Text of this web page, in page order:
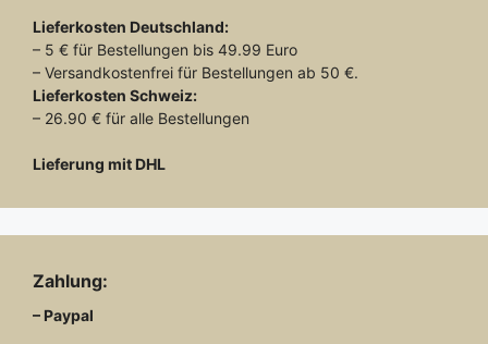
Lieferkosten Deutschland:
– 5 € für Bestellungen bis 49.99 Euro
– Versandkostenfrei für Bestellungen ab 50 €.
Lieferkosten Schweiz:
– 26.90 € für alle Bestellungen
Lieferung mit DHL
Zahlung:
– Paypal